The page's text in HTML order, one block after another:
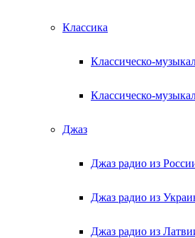
Классика
Классическо-
Классическо-
Джаз
Джаз радио из
Джаз радио из
Джаз радио из